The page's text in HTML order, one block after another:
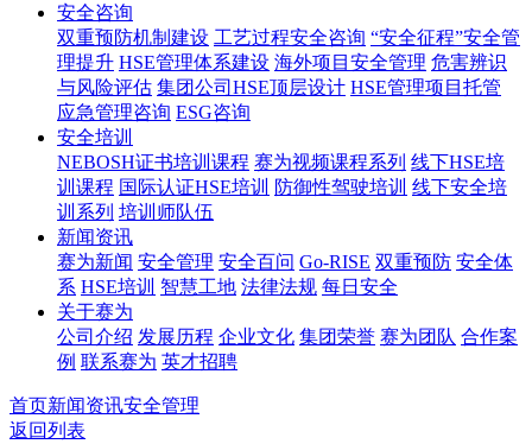
安全咨询
双重预防机制建设 工艺过程安全咨询 “安全征程”安全管
理提升 HSE管理体系建设 海外项目安全管理 危害辨识
与风险评估 集团公司HSE顶层设计 HSE管理项目托管
应急管理咨询 ESG咨询
安全培训
NEBOSH证书培训课程 赛为视频课程系列 线下HSE培
训课程 国际认证HSE培训 防御性驾驶培训 线下安全培
训系列 培训师队伍
新闻资讯
赛为新闻 安全管理 安全百问 Go-RISE 双重预防 安全体
系 HSE培训 智慧工地 法律法规 每日安全
关于赛为
公司介绍 发展历程 企业文化 集团荣誉 赛为团队 合作案
例 联系赛为 英才招聘
首页新闻资讯安全管理
返回列表